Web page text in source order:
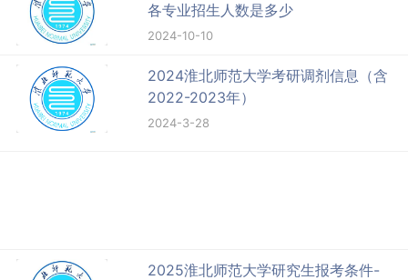
各专业招生人数是多少
2024-10-10
2024淮北师范大学考研调剂信息（含
2022-2023年）
2024-3-28
2025淮北师范大学研究生报考条件-